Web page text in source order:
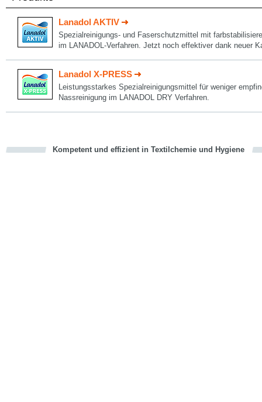
Lanadol AKTIV
Spezialreinigungs- und Faserschutzmittel mit
im LANADOL-Verfahren. Jetzt noch effektiver dank neuer
Lanadol X-PRESS
Leistungsstarkes Spezialreinigungsmittel für weniger
Nassreinigung im LANADOL DRY Verfahren.
Kompetent und effizient in Textilchemie und Hygiene